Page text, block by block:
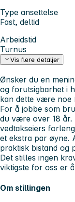
Type ansettelse
Fast, deltid
Arbeidstid
Turnus
Vis flere detaljer
Ønsker du en
og forutsigbarhet i
kan dette være noe
For å jobbe som
du være over 18 år.
vedtakseiers
et ekstra par øyne.
praktisk bistand og
Det stilles ingen
viktigste for oss er
Om stillingen